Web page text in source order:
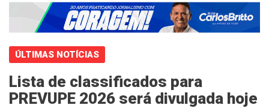
ÚLTIMAS NOTÍCIAS
Lista de classificados para
PREVUPE 2026 será divulgada hoje